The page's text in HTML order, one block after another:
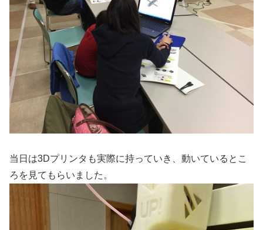
当日は3Dプリンタも実際に持っていき、動いているとこ
ろを見てもらいました。